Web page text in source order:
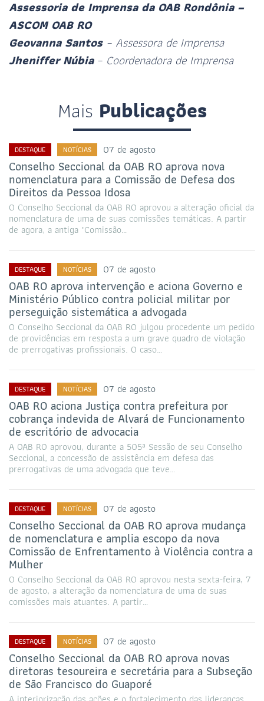
Assessoria de Imprensa da OAB Rondônia –
ASCOM OAB RO
Geovanna Santos – Assessora de Imprensa
Jheniffer Núbia – Coordenadora de Imprensa
Mais Publicações
DESTAQUE NOTÍCIAS 07 de agosto
Conselho Seccional da OAB RO aprova nova
nomenclatura para a Comissão de Defesa dos
Direitos da Pessoa Idosa
O Conselho Seccional da OAB RO aprovou a alteração oficial da
nomenclatura de uma de suas comissões temáticas. A partir
de agora, a antiga "Comissão…
DESTAQUE NOTÍCIAS 07 de agosto
OAB RO aprova intervenção e aciona Governo e
Ministério Público contra policial militar por
perseguição sistemática a advogada
O Conselho Seccional da OAB RO julgou procedente um pedido
de providências em resposta a um grave quadro de violação
de prerrogativas profissionais. O caso…
DESTAQUE NOTÍCIAS 07 de agosto
OAB RO aciona Justiça contra prefeitura por
cobrança indevida de Alvará de Funcionamento
de escritório de advocacia
A OAB RO aprovou, durante a 505ª Sessão de seu Conselho
Seccional, a concessão de assistência em defesa das
prerrogativas de uma advogada que teve…
DESTAQUE NOTÍCIAS 07 de agosto
Conselho Seccional da OAB RO aprova mudança
de nomenclatura e amplia escopo da nova
Comissão de Enfrentamento à Violência contra a
Mulher
O Conselho Seccional da OAB RO aprovou nesta sexta-feira, 7
de agosto, a alteração da nomenclatura de uma de suas
comissões mais atuantes. A partir…
DESTAQUE NOTÍCIAS 07 de agosto
Conselho Seccional da OAB RO aprova novas
diretoras tesoureira e secretária para a Subseção
de São Francisco do Guaporé